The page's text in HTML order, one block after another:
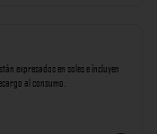
expresados en soles e incluyen
al consumo.